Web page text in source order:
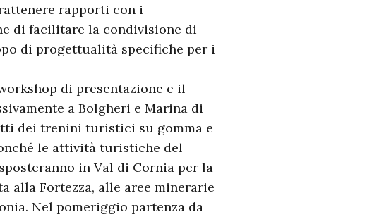
rapporti con i
di facilitare la condivisione di
di progettualità specifiche per i
di presentazione e il
a Bolgheri e Marina di
dei trenini turistici su gomma e
le attività turistiche del
in Val di Cornia per la
alla Fortezza, alle aree minerarie
Nel pomeriggio partenza da